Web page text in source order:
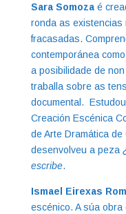
Sara Somozaé
ronda as existencias
fracasadas.
contemporánea
a posibilidade de
traballa sobre as
documental.
Creación Escénica
de Arte Dramática de
desenvolveu a peza
escribe.
Ismael Eirexas
escénico. A súa